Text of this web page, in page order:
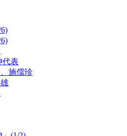
代表
施儒珍